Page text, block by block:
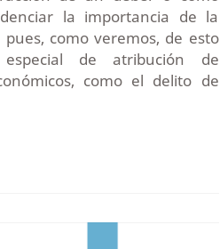
la importancia de la
como veremos, de esto
de atribución de
como el delito de